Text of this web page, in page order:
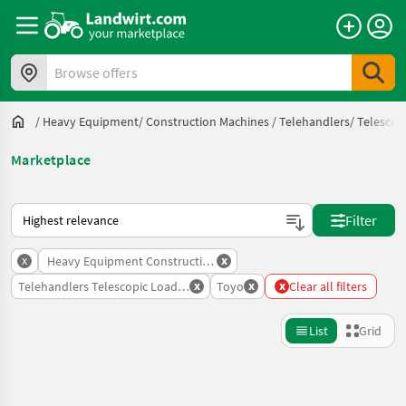
Browse offers
/ Heavy Equipment/ Construction Machines /Telehandlers/
Marketplace
This is how sorting works on Landwirt.com
Filter
x Heavy Equipment Construction Machines
x
Telehandlers Telescopic Loadersx Toyo x x Clear all filters
List Grid